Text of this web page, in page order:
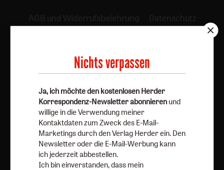
AGB und Widerrufsbelehrung
Datenschutz
Vertrag widerrufen Abo online kündigen
Nichts verpassen
Ja, ich möchte den kostenlosen Herder
Korrespondenz-Newsletter abonnieren und
willige in die Verwendung meiner
Kontaktdaten zum Zweck des E-Mail-
Marketings durch den Verlag Herder ein. Den
Newsletter oder die E-Mail-Werbung kann
ich jederzeit abbestellen.
Ich bin einverstanden, dass mein